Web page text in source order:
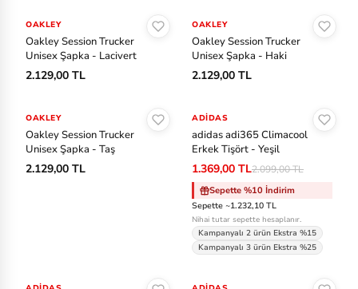
Ja
ns
p
La
co
OAKLEY
Oakley Session Trucker
Unisex Şapka - Lacivert
2.129,00 TL
OAKLEY
Oakley Session Trucker
Unisex Şapka - Haki
2.129,00 TL
OAKLEY
Oakley Session Trucker
Unisex Şapka - Taş
2.129,00 TL
-%35
ADIDAS
adidas adi365 Climacool
Erkek Tişört - Yeşil
1.369,00 TL2.099,00 TL
Sepette %10 İndirim
Sepette ~1.232,10 TL
Nihai tutar sepette hesaplanır.
Kampanyalı 2 ürün Ekstra %15
Kampanyalı 3 ürün Ekstra %25